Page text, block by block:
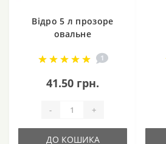
Відро 5 л прозоре
овальне
1
41.50 грн.
- +
ДО КОШИКА